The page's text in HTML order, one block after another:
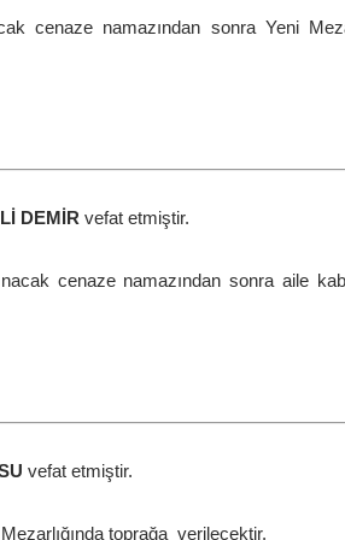
cenaze namazından sonra Yeni
DEMİR vefat etmiştir.
cenaze namazından sonra aile
vefat etmiştir.
toprağa verilecektir.